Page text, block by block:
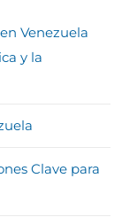
Venezuela
y la
Clave para